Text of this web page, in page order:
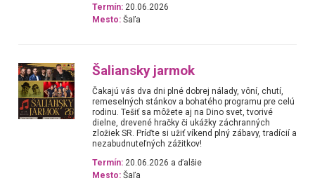
Termín: 20.06.2026
Mesto: Šaľa
Šaliansky jarmok
Čakajú vás dva dni plné dobrej nálady, vôní, chutí,
remeselných stánkov a bohatého programu pre celú
rodinu. Tešiť sa môžete aj na Dino svet, tvorivé
dielne, drevené hračky či ukážky záchranných
zložiek SR. Príďte si užiť víkend plný zábavy, tradícií a
nezabudnuteľných zážitkov!
Termín: 20.06.2026 a ďalšie
Mesto: Šaľa